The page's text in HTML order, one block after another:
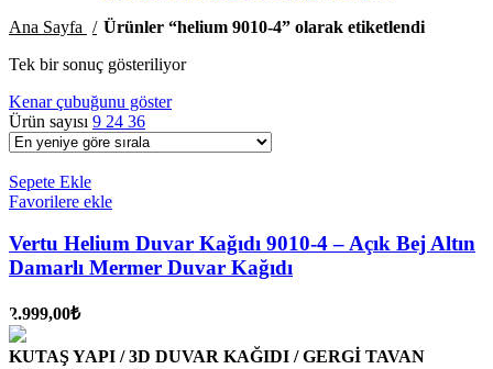
Ana Sayfa
Ürünler “helium 9010-4” olarak etiketlendi
Tek bir sonuç gösteriliyor
Kenar çubuğunu göster
Ürün sayısı 9 24 36
Sepete Ekle
Favorilere ekle
Vertu Helium Duvar Kağıdı 9010-4 – Açık Bej Altın
Damarlı Mermer Duvar Kağıdı
2.999,00₺
KUTAŞ YAPI / 3D DUVAR KAĞIDI / GERGİ TAVAN